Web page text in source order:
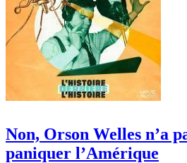
Non, Orson Welles n’a
paniquer l’Amérique